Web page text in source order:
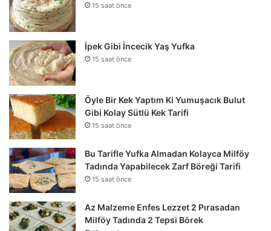
15 saat önce
İpek Gibi İncecik Yaş Yufka
15 saat önce
Öyle Bir Kek Yaptım Ki Yumuşacık Bulut
Gibi Kolay Sütlü Kek Tarifi
15 saat önce
Bu Tarifle Yufka Almadan Kolayca Milföy
Tadında Yapabilecek Zarf Böreği Tarifi
15 saat önce
Az Malzeme Enfes Lezzet 2 Pırasadan
Milföy Tadında 2 Tepsi Börek